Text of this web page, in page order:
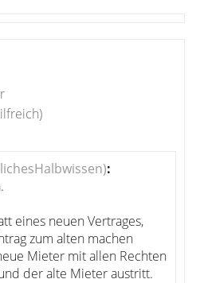
:
eines neuen Vertrages,
zum alten machen
Mieter mit allen Rechten
der alte Mieter austritt.